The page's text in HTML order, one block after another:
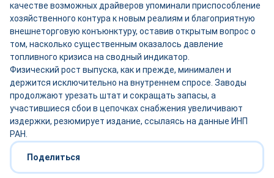
качестве возможных драйверов упоминали приспособление
хозяйственного контура к новым реалиям и благоприятную
внешнеторговую конъюнктуру, оставив открытым вопрос о
том, насколько существенным оказалось давление
топливного кризиса на сводный индикатор.
Физический рост выпуска, как и прежде, минимален и
держится исключительно на внутреннем спросе. Заводы
продолжают урезать штат и сокращать запасы, а
участившиеся сбои в цепочках снабжения увеличивают
издержки, резюмирует издание, ссылаясь на данные ИНП
РАН.
Поделиться